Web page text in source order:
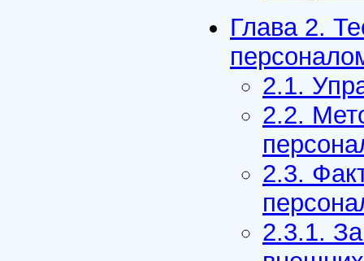
Глава 2.
2.1.
2.2.
2.3.
2.3.1.